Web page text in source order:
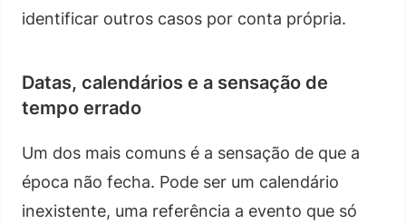
identificar outros casos por conta própria.
Datas, calendários e a sensação de
tempo errado
Um dos mais comuns é a sensação de que a
época não fecha. Pode ser um calendário
inexistente, uma referência a evento que só